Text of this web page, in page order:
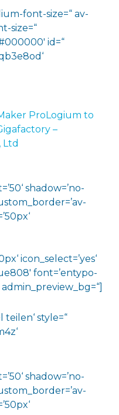
font-size=“ av-
size=“
id=“
ProLogium to
–
Ltd
shadow=’no-
icon_select=’yes‘
font=’entypo-
teilen‘ style=“
shadow=’no-